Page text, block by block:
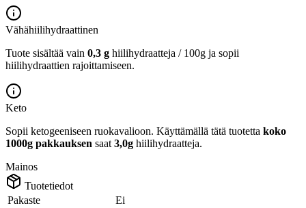
Vähähiilihydraattinen
Tuote sisältää vain 0,3 g hiilihydraatteja / 100g ja sopii
hiilihydraattien rajoittamiseen.
Keto
Sopii ketogeeniseen ruokavalioon. Käyttämällä tätä tuotetta koko
1000g pakkauksen saat 3,0g hiilihydraatteja.
Mainos
Tuotetiedot
Pakaste
Ei